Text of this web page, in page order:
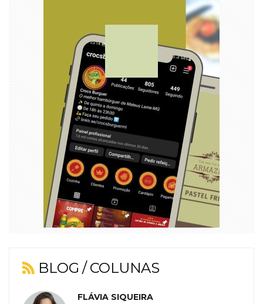
BLOG / COLUNAS
FLÁVIA SIQUEIRA